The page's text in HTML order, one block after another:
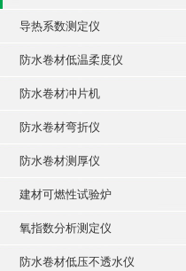
导热系数测定仪
防水卷材低温柔度仪
防水卷材冲片机
防水卷材弯折仪
防水卷材测厚仪
建材可燃性试验炉
氧指数分析测定仪
防水卷材低压不透水仪